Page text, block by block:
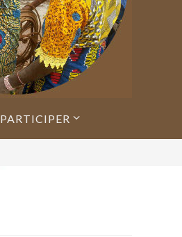
PARTICIPER